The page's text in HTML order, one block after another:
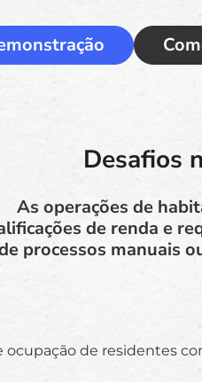
Desafios
As operações de
de renda e
processos manuais
ocupação de residentes